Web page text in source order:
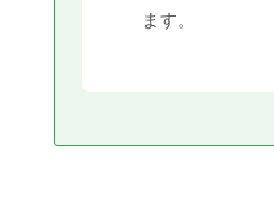
ます。